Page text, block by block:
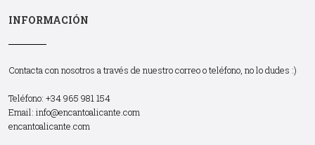
INFORMACIÓN
Contacta con nosotros a través de nuestro correo o teléfono, no lo dudes :)
Teléfono: +34 965 981 154
Email: info@encantoalicante.com
encantoalicante.com